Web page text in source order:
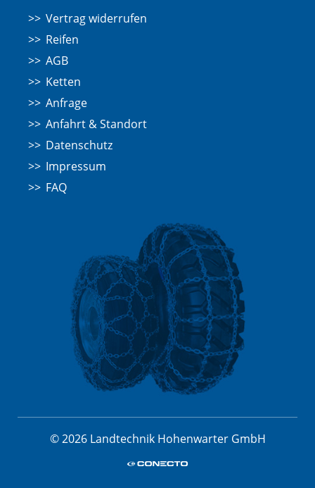
Vertrag widerrufen
Reifen
AGB
Ketten
Anfrage
Anfahrt & Standort
Datenschutz
Impressum
FAQ
© 2026 Landtechnik Hohenwarter GmbH